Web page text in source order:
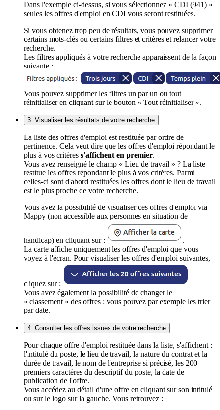
Dans l'exemple ci-dessus, si vous sélectionnez « CDI (941) »
seules les offres d'emploi en CDI vous seront restituées.
Si vous obtenez trop peu de résultats, vous pouvez supprimer
certains mots-clés ou certains filtres et critères et relancer votre
recherche.
Les filtres appliqués à votre recherche apparaissent de la façon
suivante :
Vous pouvez supprimer les filtres un par un ou tout
réinitialiser en cliquant sur le bouton « Tout réinitialiser ».
3. Visualiser les résultats de votre recherche
La liste des offres d'emploi est restituée par ordre de
pertinence. Cela veut dire que les offres d'emploi répondant le
plus à vos critères s'affichent en premier.
Vous avez renseigné le champ « Lieu de travail » ? La liste
restitue les offres répondant le plus à vos critères. Parmi
celles-ci sont d'abord restituées les offres dont le lieu de travail
est le plus proche de votre recherche.
Vous avez la possibilité de visualiser ces offres d'emploi via
Mappy (non accessible aux personnes en situation de
handicap) en cliquant sur :
.
La carte affiche uniquement les offres d'emploi que vous
voyez à l'écran. Pour visualiser les offres d'emploi suivantes,
cliquez sur :
Vous avez également la possibilité de changer le
« classement » des offres : vous pouvez par exemple les trier
par date.
4. Consulter les offres issues de votre recherche
Pour chaque offre d'emploi restituée dans la liste, s'affichent :
l'intitulé du poste, le lieu de travail, la nature du contrat et la
durée de travail, le nom de l'entreprise si précisé, les 200
premiers caractères du descriptif du poste, la date de
publication de l'offre.
Vous accédez au détail d'une offre en cliquant sur son intitulé
ou sur le logo sur la gauche. Vous retrouvez :